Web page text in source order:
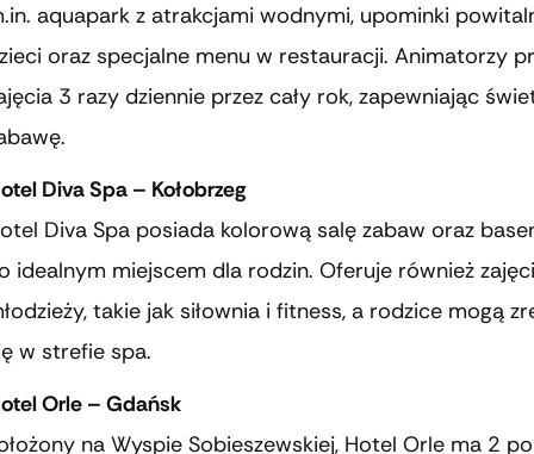
aquapark z atrakcjami wodnymi, upominki
oraz specjalne menu w restauracji. Animatorzy
3 razy dziennie przez cały rok, zapewniając
Diva Spa – Kołobrzeg
Diva Spa posiada kolorową salę zabaw oraz
idealnym miejscem dla rodzin. Oferuje również
takie jak siłownia i fitness, a rodzice mogą
w strefie spa.
Orle – Gdańsk
na Wyspie Sobieszewskiej, Hotel Orle ma 2